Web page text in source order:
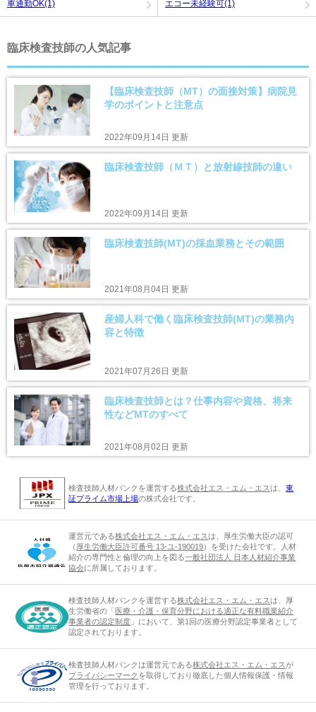
車通勤OK(1) エコー未経験可(1)
臨床検査技師の人気記事
【臨床検査技師（MT）の面接対策】病院見
学のポイントと注意点
2022年09月14日 更新
臨床検査技師（ＭＴ）と放射線技師の違い
2022年09月14日 更新
臨床検査技師(MT)の採血業務とその範囲
2021年08月04日 更新
産婦人科で働く臨床検査技師(MT)の業務内
容と特徴
2021年07月26日 更新
臨床検査技師とは？仕事内容や資格、将来
性などMTのすべて
2021年08月02日 更新
検査技師人材バンクを運営する株式会社エス・エム・エスは、東
証プライム市場上場の株式会社です。
運営元である株式会社エス・エム・エスは、厚生労働大臣の認可
（ 厚生労働大臣許可番号 13-ユ-190019）を受けた会社です。人材
紹介の専門性と倫理の向上を図る一般社団法人 日本人材紹介事業
協会に所属しております。
検査技師人材バンクを運営する株式会社エス・エム・エスは、厚
生労働省の「 医療・介護・保育分野における適正な有料職業紹介
事業者の認定制度 」において、第1回の医療分野認定事業者として
認定されております。
検査技師人材バンクは運営元である株式会社エス・エム・エスが
プライバシーマーク を取得しており徹底した個人情報保護・情報
管理を行っております。